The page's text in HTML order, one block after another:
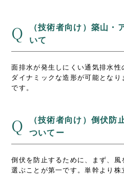
Q
（技術者向け）築山
いて
面排水が発生しにくい通気排水性
ダイナミックな造形が可能とな
です。
Q
（技術者向け）倒伏防
ついてー
倒伏を防止するために、まず、
選ぶことが第一です。単幹より